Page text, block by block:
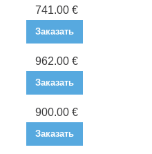
741.00 €
Заказать
962.00 €
Заказать
900.00 €
Заказать